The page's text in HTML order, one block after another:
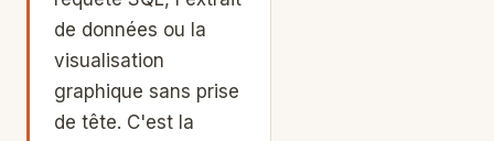
de données ou la
visualisation
graphique sans prise
de tête. C'est la